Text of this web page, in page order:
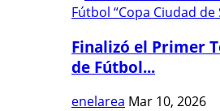
Finalizó el Primer
de Fútbol...
enelarea Mar 10, 2026